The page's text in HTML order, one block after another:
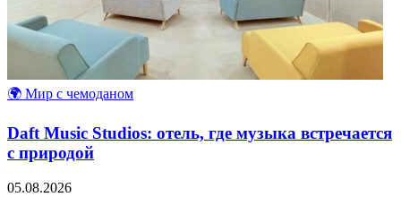
🌍 Мир с чемоданом
Daft Music Studios: отель, где музыка встречается
с природой
05.08.2026